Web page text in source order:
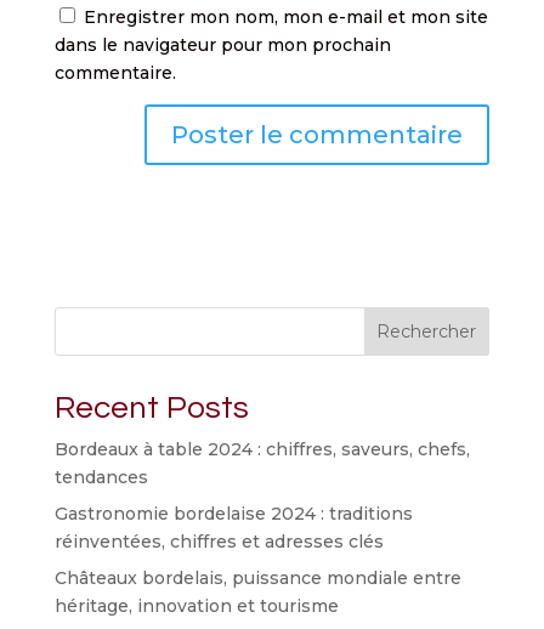
Enregistrer mon nom, mon e-mail et mon site
dans le navigateur pour mon prochain
commentaire.
Rechercher
Recent Posts
Bordeaux à table 2024 : chiffres, saveurs, chefs,
tendances
Gastronomie bordelaise 2024 : traditions
réinventées, chiffres et adresses clés
Châteaux bordelais, puissance mondiale entre
héritage, innovation et tourisme